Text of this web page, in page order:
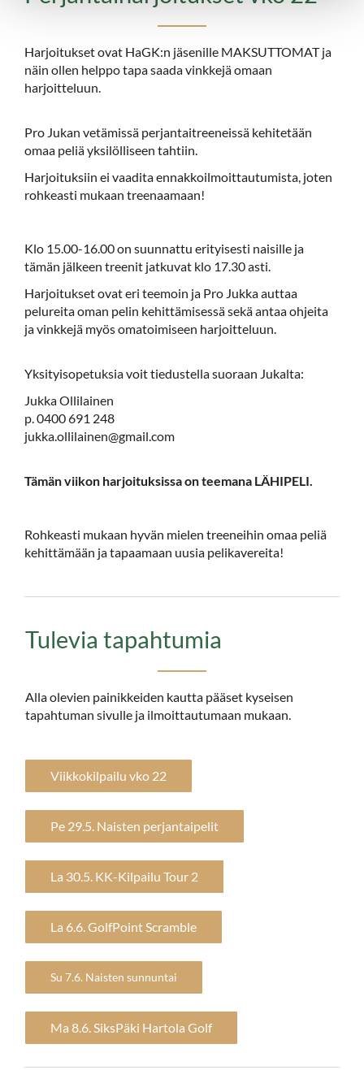
Harjoitukset ovat HaGK:n jäsenille MAKSUTTOMAT ja
näin ollen helppo tapa saada vinkkejä omaan
harjoitteluun.
Pro Jukan vetämissä perjantaitreeneissä kehitetään
omaa peliä yksilölliseen tahtiin.
Harjoituksiin ei vaadita ennakkoilmoittautumista, joten
rohkeasti mukaan treenaamaan!
Klo 15.00-16.00 on suunnattu erityisesti naisille ja
tämän jälkeen treenit jatkuvat klo 17.30 asti.
Harjoitukset ovat eri teemoin ja Pro Jukka auttaa
pelureita oman pelin kehittämisessä sekä antaa ohjeita
ja vinkkejä myös omatoimiseen harjoitteluun.
Yksityisopetuksia voit tiedustella suoraan Jukalta:
Jukka Ollilainen
p. 0400 691 248
jukka.ollilainen@gmail.com​​​​​​​
Tämän viikon harjoituksissa on teemana LÄHIPELI.
Rohkeasti mukaan hyvän mielen treeneihin omaa peliä
kehittämään ja tapaamaan uusia pelikavereita!​​​​​​​
Tulevia tapahtumia
Alla olevien painikkeiden kautta pääset kyseisen
tapahtuman sivulle ja ilmoittautumaan mukaan.
Viikkokilpailu vko 22
Pe 29.5. Naisten perjantaipelit
La 30.5. KK-Kilpailu Tour 2
La 6.6. GolfPoint Scramble
Su 7.6. Naisten sunnuntai
Ma 8.6. SiksPäki Hartola Golf